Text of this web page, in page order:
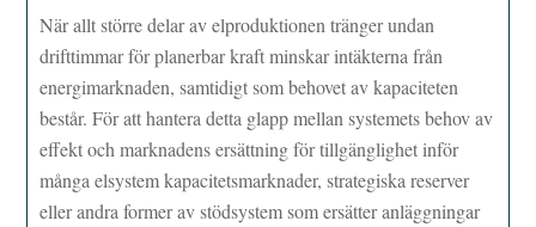
När allt större delar av elproduktionen tränger undan
drifttimmar för planerbar kraft minskar intäkterna från
energimarknaden, samtidigt som behovet av kapaciteten
består. För att hantera detta glapp mellan systemets behov av
effekt och marknadens ersättning för tillgänglighet inför
många elsystem kapacitetsmarknader, strategiska reserver
eller andra former av stödsystem som ersätter anläggningar